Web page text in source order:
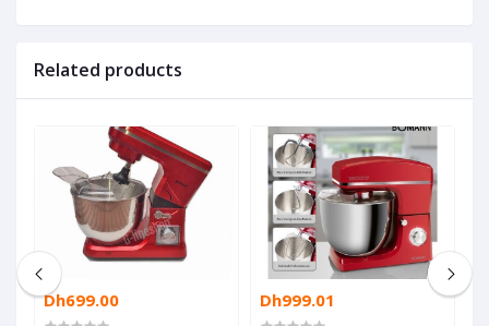
Related products
Dh699.00 Dh999.01